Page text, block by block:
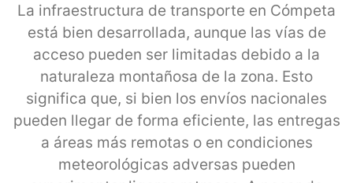
La infraestructura de transporte en Cómpeta
está bien desarrollada, aunque las vías de
acceso pueden ser limitadas debido a la
naturaleza montañosa de la zona. Esto
significa que, si bien los envíos nacionales
pueden llegar de forma eficiente, las entregas
a áreas más remotas o en condiciones
meteorológicas adversas pueden